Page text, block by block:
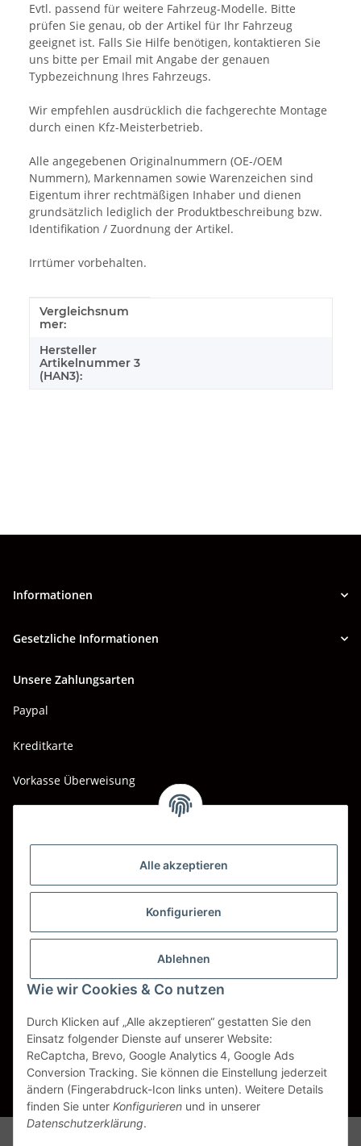
Alle akzeptieren
Konfigurieren
Ablehnen
Wie wir Cookies & Co nutzen
Durch Klicken auf „Alle akzeptieren“ gestatten Sie den
Einsatz folgender Dienste auf unserer Website:
ReCaptcha, Brevo, Google Analytics 4, Google Ads
Conversion Tracking. Sie können die Einstellung jederzeit
ändern (Fingerabdruck-Icon links unten). Weitere Details
finden Sie unter Konfigurieren und in unserer
Datenschutzerklärung.
Evtl. passend für weitere Fahrzeug-Modelle. Bitte
prüfen Sie genau, ob der Artikel für Ihr Fahrzeug
geeignet ist. Falls Sie Hilfe benötigen, kontaktieren Sie
uns bitte per Email mit Angabe der genauen
Typbezeichnung Ihres Fahrzeugs.
Wir empfehlen ausdrücklich die fachgerechte Montage
durch einen Kfz-Meisterbetrieb.
Alle angegebenen Originalnummern (OE-/OEM
Nummern), Markennamen sowie Warenzeichen sind
Eigentum ihrer rechtmäßigen Inhaber und dienen
grundsätzlich lediglich der Produktbeschreibung bzw.
Identifikation / Zuordnung der Artikel.
Irrtümer vorbehalten.
Produkteigenschaft
Wert
Vergleichsnum
mer:
Hersteller
Artikelnummer 3
(HAN3):
Informationen
Gesetzliche Informationen
Unsere Zahlungsarten
Paypal
Kreditkarte
Vorkasse Überweisung
Wir versenden mit
Spedition BTG
Spedition Schenker
Vertrag widerrufen
* Alle Preise inkl. gesetzlicher USt., zzgl.Versand